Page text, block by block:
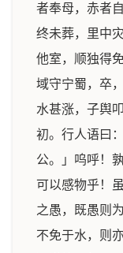
者奉母，赤者
终未葬，里中
他室，顺独得
域守宁蜀，卒
水甚涨，子舆
初。行人语曰
公。」呜呼！
可以感物乎！
之愚，既愚则
不免于水，则